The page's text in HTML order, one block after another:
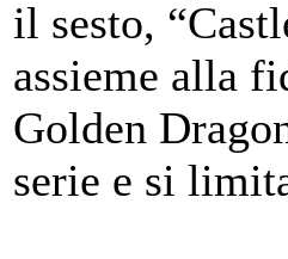
il sesto,
assieme alla
Golden
serie e si